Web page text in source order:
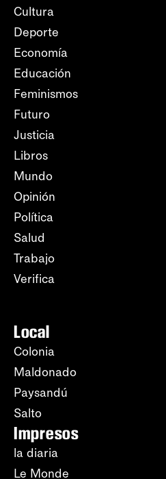
Cultura
Deporte
Economía
Educación
Feminismos
Futuro
Justicia
Libros
Mundo
Opinión
Política
Salud
Trabajo
Verifica
Local
Colonia
Maldonado
Paysandú
Salto
Impresos
la diaria
Le Monde